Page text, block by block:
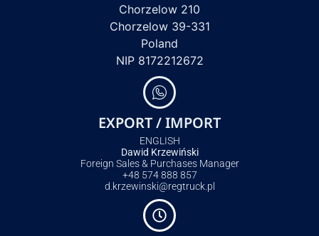
Chorzelow 210
Chorzelow 39-331
Poland
NIP 8172212672
EXPORT / IMPORT
ENGLISH
Dawid Krzewiński
Foreign Sales & Purchases Manager
+48 574 888 857
d.krzewinski@regtruck.pl